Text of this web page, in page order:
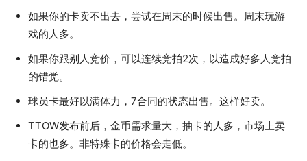
如果你的卡卖不出去，尝试在周末的时候出售。周末玩游
戏的人多。
如果你跟别人竞价，可以连续竞拍2次，以造成好多人竞拍
的错觉。
球员卡最好以满体力，7合同的状态出售。这样好卖。
TTOW发布前后，金币需求量大，抽卡的人多，市场上卖
卡的也多。非特殊卡的价格会走低。